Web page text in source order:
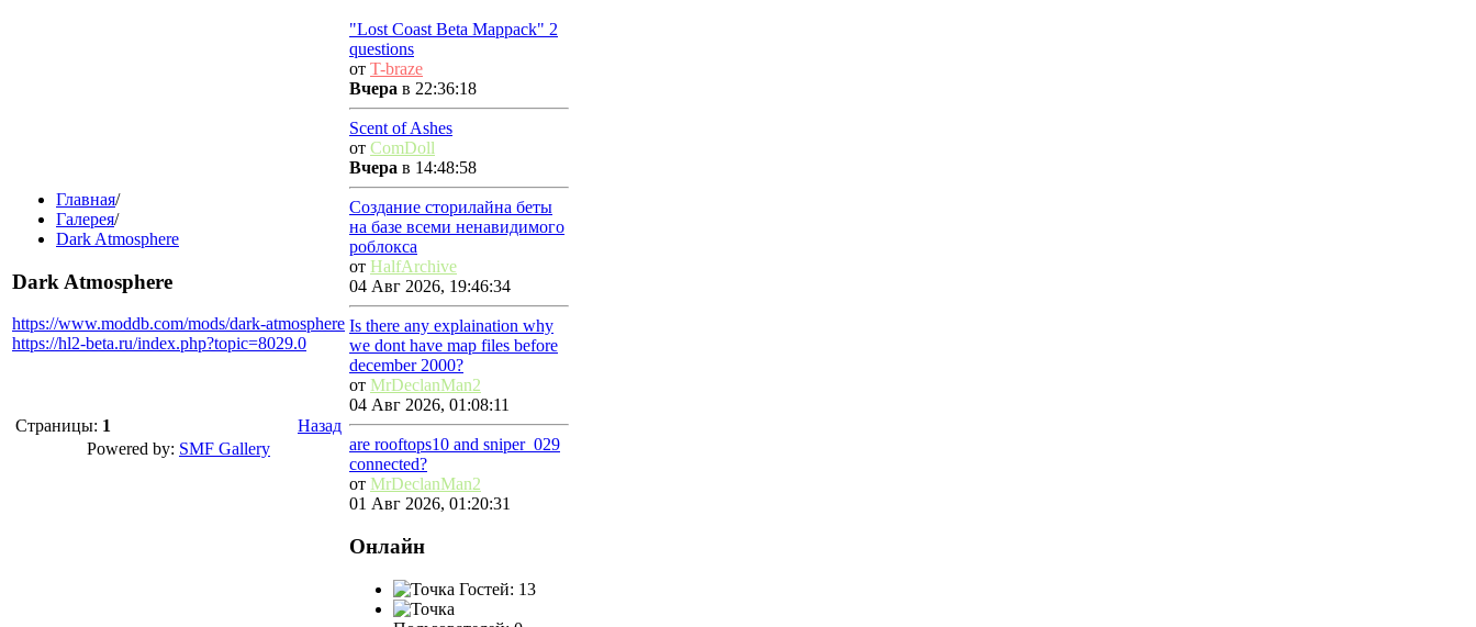
Главная/
Галерея/
Dark Atmosphere
Dark Atmosphere
https://www.moddb.com/mods/dark-atmosphere
https://hl2-beta.ru/index.php?topic=8029.0
Страницы: 1
Назад
Powered by: SMF Gallery
"Lost Coast Beta Mappack" 2
questions
от T-braze
Вчера в 22:36:18
Scent of Ashes
от ComDoll
Вчера в 14:48:58
Создание сторилайна беты
на базе всеми ненавидимого
роблокса
от HalfArchive
04 Авг 2026, 19:46:34
Is there any explaination why
we dont have map files before
december 2000?
от MrDeclanMan2
04 Авг 2026, 01:08:11
are rooftops10 and sniper_029
connected?
от MrDeclanMan2
01 Авг 2026, 01:20:31
Онлайн
Гостей: 13